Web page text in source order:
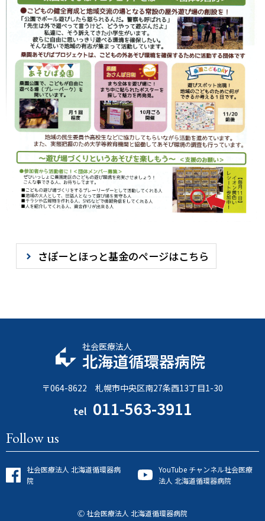
さぽーとほっと基金のページはこちら
社会医療法人
北海道循環器病院
〒064-8622 札幌市中央区南27条西13丁目1-30
tel 011-563-3911
Follow us
社会医療法人 北海道循環器病
院
YouTube チャンネル社会医療
法人 北海道循環器病院
Ⓒ 社会医療法人 北海道循環器病院